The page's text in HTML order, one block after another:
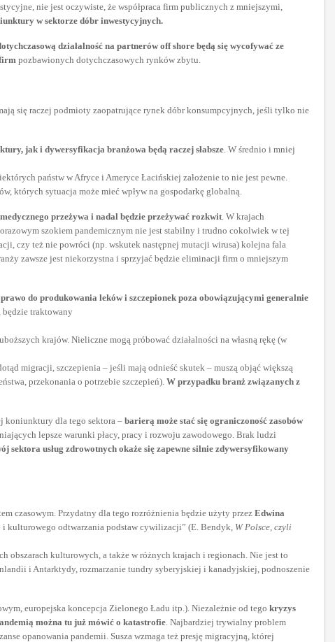
nie jest oczywiste, że współpraca firm publicznych z mniejszymi,
w sektorze dóbr inwestycyjnych.
działalność na partnerów off shore będą się wycofywać ze
pozbawionych dotychczasowych rynków zbytu.
się raczej podmioty zaopatrujące rynek dóbr konsumpcyjnych, jeśli tylko nie
jak i dywersyfikacja branżowa będą raczej słabsze . W średnio i mniej
państw w Afryce i Ameryce Łacińskiej założenie to nie jest pewne.
których sytuacja może mieć wpływ na gospodarkę globalną.
przeżywa i nadal będzie przeżywać rozkwit . W krajach
szokiem pandemicznym nie jest stabilny i trudno cokolwiek w tej
czy też nie powróci (np. wskutek następnej mutacji wirusa) kolejna fala
zawsze jest niekorzystna i sprzyjać będzie eliminacji firm o mniejszym
prawo do produkowania leków i szczepionek poza obowiązującymi generalnie
będzie traktowany
krajów. Nieliczne mogą próbować działalności na własną rękę (w
migracji, szczepienia – jeśli mają odnieść skutek – muszą objąć większą
przekonania o potrzebie szczepień). W przypadku branż związanych z
koniunktury dla tego sektora – barierą może stać się ograniczoność zasobów
lepsze warunki płacy, pracy i rozwoju zawodowego. Brak ludzi
sektora usług zdrowotnych okaże się zapewne silnie zdywersyfikowany
czasowym. Przydatny dla tego rozróżnienia będzie użyty przez Edwina
kulturowego odtwarzania podstaw cywilizacji” (E. Bendyk, W Polsce, czyli
obszarach kulturowych, a także w różnych krajach i regionach. Nie jest to
i Antarktydy, rozmarzanie tundry syberyjskiej i kanadyjskiej, podnoszenie
europejska koncepcja Zielonego Ładu itp.). Niezależnie od tego kryzys
można tu już mówić o katastrofie . Najbardziej trywialny problem
opanowania pandemii. Susza wzmaga też presję migracyjną, której